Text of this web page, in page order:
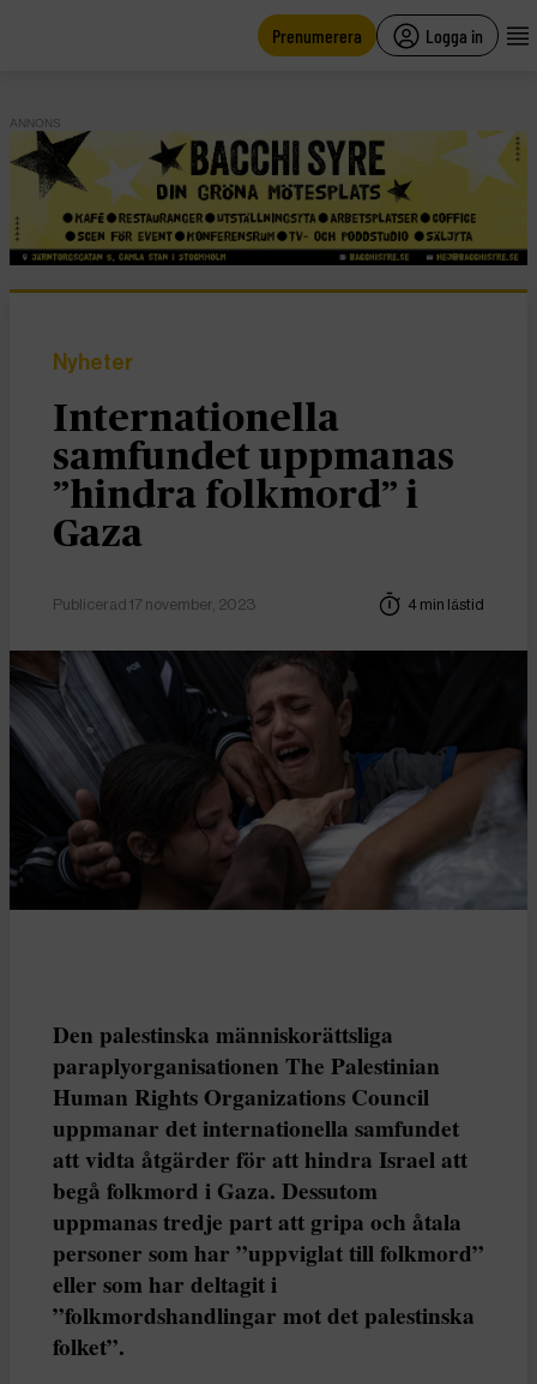
Prenumerera Logga in
ANNONS
Nyheter
Internationella
samfundet uppmanas
”hindra folkmord” i
Gaza
Publicerad 17 november, 2023 4 min lästid
Den palestinska människorättsliga
paraplyorganisationen The Palestinian
Human Rights Organizations Council
uppmanar det internationella samfundet
att vidta åtgärder för att hindra Israel att
begå folkmord i Gaza. Dessutom
uppmanas tredje part att gripa och åtala
personer som har ”uppviglat till folkmord”
eller som har deltagit i
”folkmordshandlingar mot det palestinska
folket”.